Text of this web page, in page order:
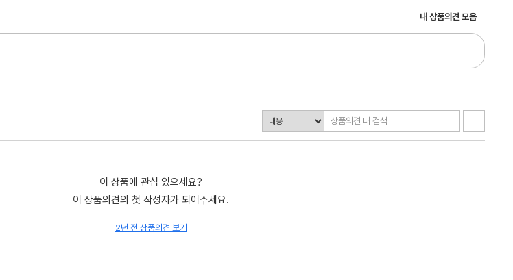
내 상품의견 모음
이 상품에 관심 있으세요?
이 상품의견의 첫 작성자가 되어주세요.
2년 전 상품의견 보기